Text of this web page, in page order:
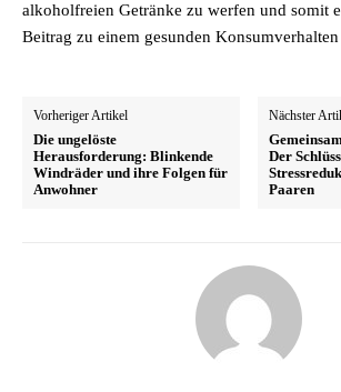
alkoholfreien Getränke zu werfen und somit
Beitrag zu einem gesunden
Vorheriger Artikel
Die ungelöste
Herausforderung: Blinkende
Windräder und ihre Folgen für
Anwohner
Nächster
Der
Paaren